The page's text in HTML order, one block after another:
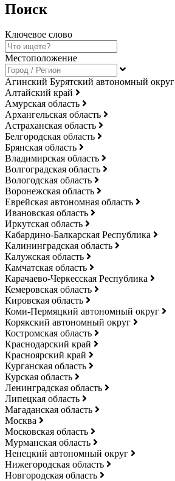
Поиск
Ключевое слово
Местоположение
Агинский Бурятский автономный округ
Алтайский край
Амурская область
Архангельская область
Астраханская область
Белгородская область
Брянская область
Владимирская область
Волгоградская область
Вологодская область
Воронежская область
Еврейская автономная область
Ивановская область
Иркутская область
Кабардино-Балкарская Республика
Калининградская область
Калужская область
Камчатская область
Карачаево-Черкесская Республика
Кемеровская область
Кировская область
Коми-Пермяцкий автономный округ
Корякский автономный округ
Костромская область
Краснодарский край
Красноярский край
Курганская область
Курская область
Ленинградская область
Липецкая область
Магаданская область
Москва
Московская область
Мурманская область
Ненецкий автономный округ
Нижегородская область
Новгородская область